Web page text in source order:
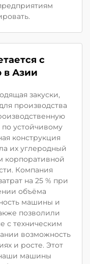
с
в Азии
закуски,
производства
устойчивому
конструкция
их углеродный
корпоративной
Компания
на 25 % при
объёма
машины и
позволили
с техническим
возможность
и росте. Этот
наши машины